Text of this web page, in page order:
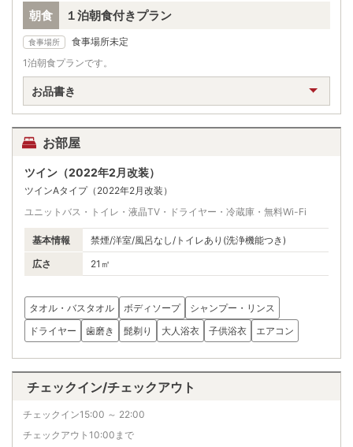
朝食 １泊朝食付きプラン
食事場所
食事場所未定
1泊朝食プランです。
お品書き
お部屋
ツイン（2022年2月改装）
ツインAタイプ（2022年2月改装）
ユニットバス・トイレ・液晶TV・ドライヤー・冷蔵庫・無料Wi-Fi
基本情報
禁煙/洋室/風呂なし/トイレあり(洗浄機能つき)
広さ
21㎡
タオル・バスタオル ボディソープ
シャンプー・リンス
ドライヤー
歯磨き 髭剃り 大人浴衣 子供浴衣 エアコン
チェックイン/チェックアウト
チェックイン15:00 ～ 22:00
チェックアウト10:00まで